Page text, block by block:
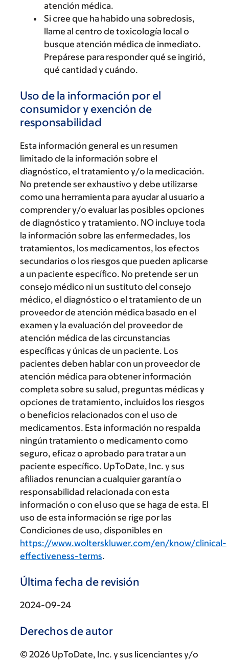
atención médica.
Si cree que ha habido una sobredosis,
llame al centro de toxicología local o
busque atención médica de inmediato.
Prepárese para responder qué se ingirió,
qué cantidad y cuándo.
Uso de la información por el
consumidor y exención de
responsabilidad
Esta información general es un resumen
limitado de la información sobre el
diagnóstico, el tratamiento y/o la medicación.
No pretende ser exhaustivo y debe utilizarse
como una herramienta para ayudar al usuario a
comprender y/o evaluar las posibles opciones
de diagnóstico y tratamiento. NO incluye toda
la información sobre las enfermedades, los
tratamientos, los medicamentos, los efectos
secundarios o los riesgos que pueden aplicarse
a un paciente específico. No pretende ser un
consejo médico ni un sustituto del consejo
médico, el diagnóstico o el tratamiento de un
proveedor de atención médica basado en el
examen y la evaluación del proveedor de
atención médica de las circunstancias
específicas y únicas de un paciente. Los
pacientes deben hablar con un proveedor de
atención médica para obtener información
completa sobre su salud, preguntas médicas y
opciones de tratamiento, incluidos los riesgos
o beneficios relacionados con el uso de
medicamentos. Esta información no respalda
ningún tratamiento o medicamento como
seguro, eficaz o aprobado para tratar a un
paciente específico. UpToDate, Inc. y sus
afiliados renuncian a cualquier garantía o
responsabilidad relacionada con esta
información o con el uso que se haga de esta. El
uso de esta información se rige por las
Condiciones de uso, disponibles en
https://www.wolterskluwer.com/en/know/clinical-
effectiveness-terms.
Última fecha de revisión
2024-09-24
Derechos de autor
© 2026 UpToDate, Inc. y sus licenciantes y/o